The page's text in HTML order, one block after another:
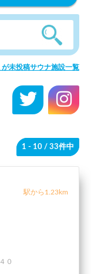
未投稿サウナ施設一覧
1 - 10 / 33件中
駅から1.23km
０